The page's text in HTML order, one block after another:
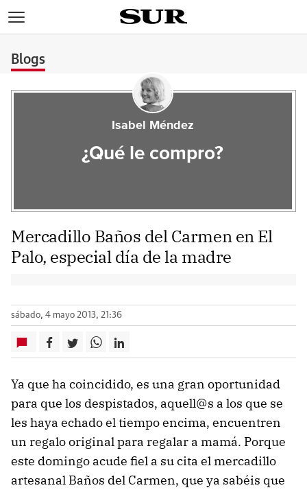
Blogs
Isabel Méndez
¿Qué le compro?
Mercadillo Baños del Carmen en El
Palo, especial día de la madre
sábado, 4 mayo 2013, 21:36
Ya que ha coincidido, es una gran oportunidad
para que los despistados, aquell@s a los que se
les haya echado el tiempo encima, encuentren
un regalo original para regalar a mamá. Porque
este domingo acude fiel a su cita el mercadillo
artesanal Baños del Carmen, que ya sabéis que